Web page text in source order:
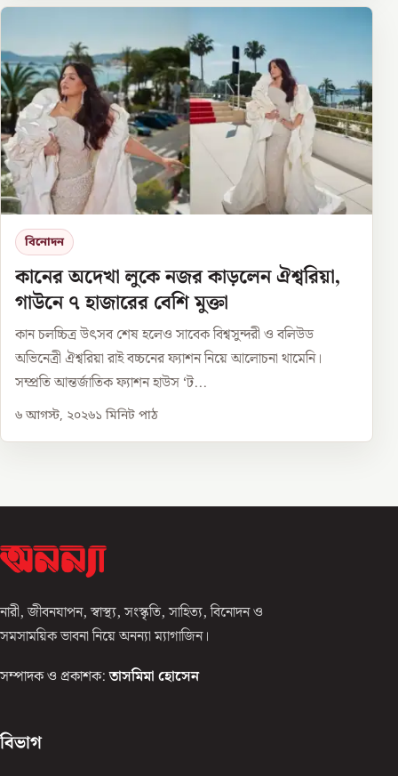
বিনোদন
কানের অদেখা লুকে নজর কাড়লেন ঐশ্বরিয়া,
গাউনে ৭ হাজারের বেশি মুক্তা
কান চলচ্চিত্র উৎসব শেষ হলেও সাবেক বিশ্বসুন্দরী ও বলিউড
অভিনেত্রী ঐশ্বরিয়া রাই বচ্চনের ফ্যাশন নিয়ে আলোচনা থামেনি।
সম্প্রতি আন্তর্জাতিক ফ্যাশন হাউস ‘ট...
৬ আগস্ট, ২০২৬১ মিনিট পাঠ
নারী, জীবনযাপন, স্বাস্থ্য, সংস্কৃতি, সাহিত্য, বিনোদন ও
সমসাময়িক ভাবনা নিয়ে অনন্যা ম্যাগাজিন।
সম্পাদক ও প্রকাশক: তাসমিমা হোসেন
বিভাগ